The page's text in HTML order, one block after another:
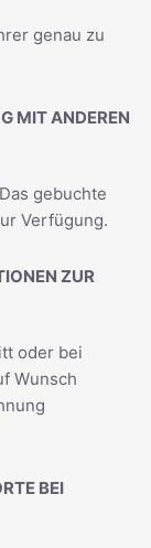
genau zu
MIT ANDEREN
gebuchte
Verfügung.
ZUR
oder bei
Wunsch
BEI